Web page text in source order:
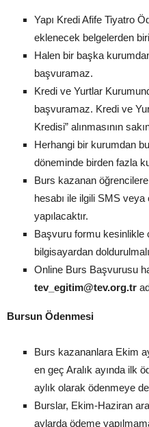
Yapı Kredi Afife Tiyatro
eklenecek belgelerden
Halen bir başka
başvuramaz.
Kredi ve Yurtlar
başvuramaz. Kredi ve
Kredisi” alınmasının
Herhangi bir kurumdan
döneminde birden fazla
Burs kazanan öğrencilere
hesabı ile ilgili SMS
yapılacaktır.
Başvuru formu kesinlikle
bilgisayardan
Online Burs Başvurusu
tev_egitim@tev.org.tr
Bursun Ödenmesi
Burs kazananlara Ekim
en geç Aralık ayında ilk
aylık olarak ödenmeye
Burslar, Ekim-Haziran
aylarda ödeme